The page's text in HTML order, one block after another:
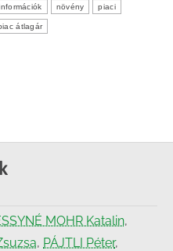
növény piaci
átlagár
MOHR Katalin,
, PÁJTLI Péter,